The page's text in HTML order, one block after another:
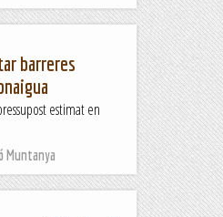
barreres
estimat en
Muntanya